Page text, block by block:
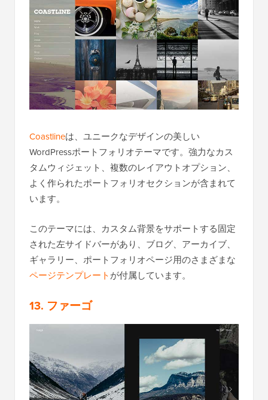
Coastlineは、ユニークなデザインの美しい
WordPressポートフォリオテーマです。強力なカス
タムウィジェット、複数のレイアウトオプション、
よく作られたポートフォリオセクションが含まれて
います。
このテーマには、カスタム背景をサポートする固定
された左サイドバーがあり、ブログ、アーカイブ、
ギャラリー、ポートフォリオページ用のさまざまな
ページテンプレートが付属しています。
13. ファーゴ